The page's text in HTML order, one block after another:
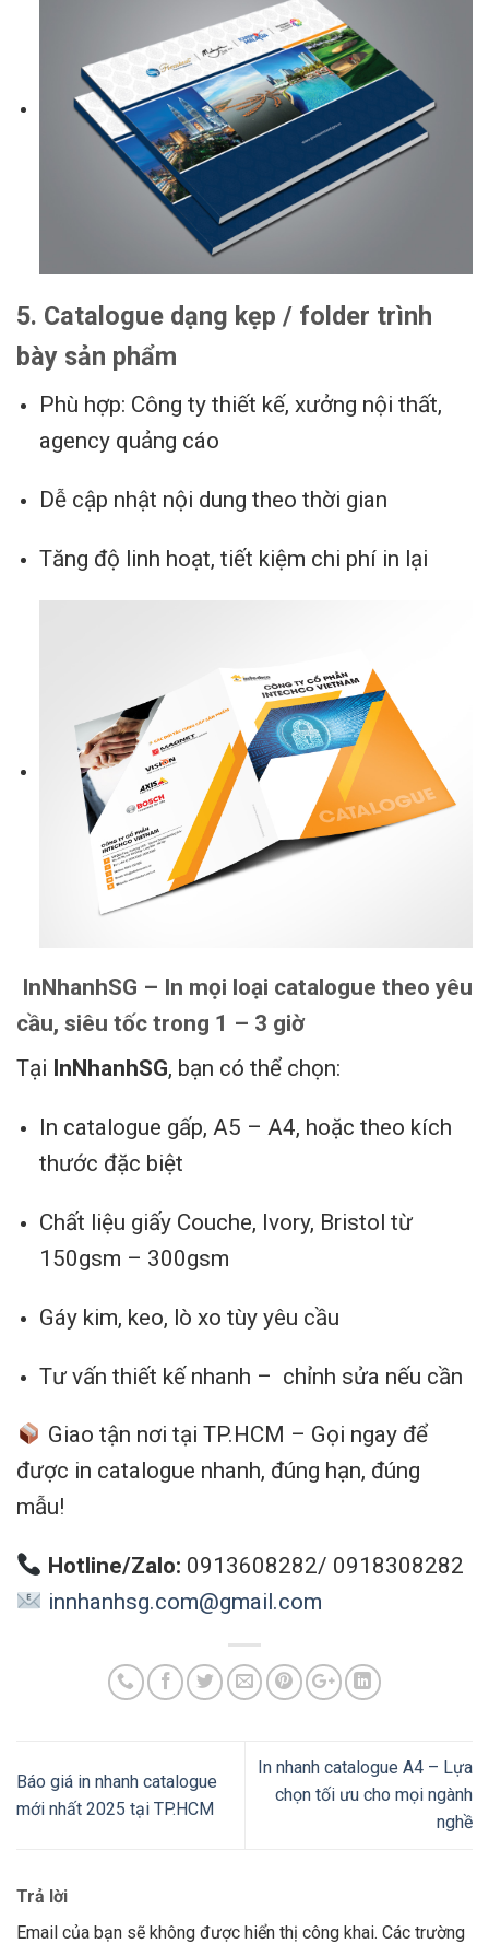
5. Catalogue dạng kẹp / folder trình
bày sản phẩm
Phù hợp: Công ty thiết kế, xưởng nội thất,
agency quảng cáo
Dễ cập nhật nội dung theo thời gian
Tăng độ linh hoạt, tiết kiệm chi phí in lại
InNhanhSG – In mọi loại catalogue theo yêu
cầu, siêu tốc trong 1 – 3 giờ
Tại InNhanhSG, bạn có thể chọn:
In catalogue gấp, A5 – A4, hoặc theo kích
thước đặc biệt
Chất liệu giấy Couche, Ivory, Bristol từ
150gsm – 300gsm
Gáy kim, keo, lò xo tùy yêu cầu
Tư vấn thiết kế nhanh – chỉnh sửa nếu cần
Giao tận nơi tại TP.HCM – Gọi ngay để
được in catalogue nhanh, đúng hạn, đúng
mẫu!
Hotline/Zalo: 0913608282/ 0918308282
innhanhsg.com@gmail.com
Báo giá in nhanh catalogue
mới nhất 2025 tại TP.HCM
In nhanh catalogue A4 – Lựa
chọn tối ưu cho mọi ngành
nghề
Trả lời
Email của bạn sẽ không được hiển thị công khai. Các trường